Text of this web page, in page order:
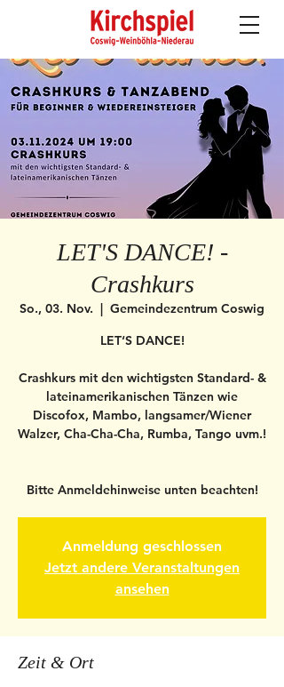
LET'S DANCE! -
Crashkurs
So., 03. Nov.
  |
Gemeindezentrum Coswig
LET‘S DANCE!
Crashkurs mit den wichtigsten Standard- &
lateinamerikanischen Tänzen wie
Discofox, Mambo, langsamer/Wiener
Walzer, Cha-Cha-Cha, Rumba, Tango uvm.!
Bitte Anmeldehinweise unten beachten!
Anmeldung geschlossen
Jetzt andere Veranstaltungen
ansehen
Zeit & Ort